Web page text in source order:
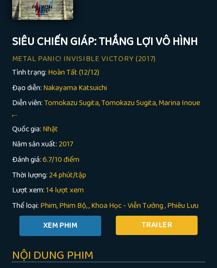
SIÊU CHIẾN GIÁP: THẮNG LỢI VÔ HÌNH
METAL PANIC! INVISIBLE VICTORY(2017)
Tình trạng: Hoàn Tất (12/12)
Đạo diễn: Nakayama Katsuichi
Diễn viên:Tomokazu Sugita, Tomokazu Sugita, Marina Inoue
,...
Quốc gia: Nhật
Năm sản xuất: 2017
Đánh giá:6.7/10 điểm
Thời lượng: 24 phút/tập
Lượt xem:14 lượt xem
Thể loại: Phim Phim Bộ ,Khoa Học - Viễn Tưởng,Phiêu Lưu
TRAILER
NỘI DUNG PHIM